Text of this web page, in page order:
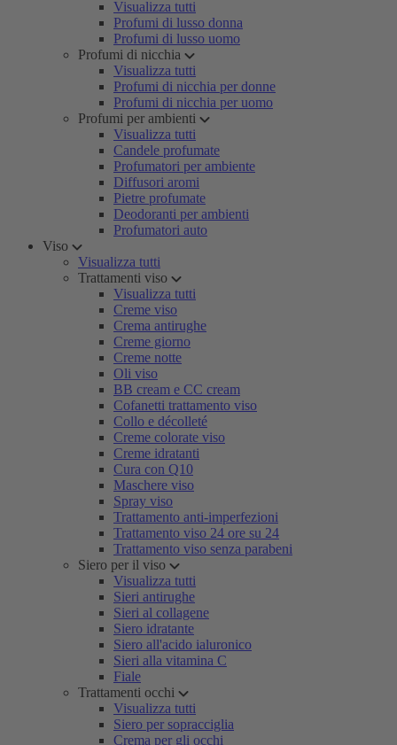
Visualizza tutti
Profumi di lusso donna
Profumi di lusso uomo
Profumi di nicchia
Visualizza tutti
Profumi di nicchia per donne
Profumi di nicchia per uomo
Profumi per ambienti
Visualizza tutti
Candele profumate
Profumatori per ambiente
Diffusori aromi
Pietre profumate
Deodoranti per ambienti
Profumatori auto
Viso
Visualizza tutti
Trattamenti viso
Visualizza tutti
Creme viso
Crema antirughe
Creme giorno
Creme notte
Oli viso
BB cream e CC cream
Cofanetti trattamento viso
Collo e décolleté
Creme colorate viso
Creme idratanti
Cura con Q10
Maschere viso
Spray viso
Trattamento anti-imperfezioni
Trattamento viso 24 ore su 24
Trattamento viso senza parabeni
Siero per il viso
Visualizza tutti
Sieri antirughe
Sieri al collagene
Siero idratante
Siero all'acido ialuronico
Sieri alla vitamina C
Fiale
Trattamenti occhi
Visualizza tutti
Siero per sopracciglia
Crema per gli occhi